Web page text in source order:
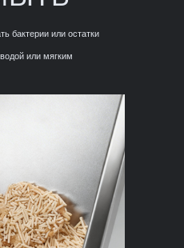
бактерии или остатки
или мягким